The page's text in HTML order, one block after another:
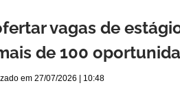
vagas de
de 100
em 27/07/2026 | 10:48